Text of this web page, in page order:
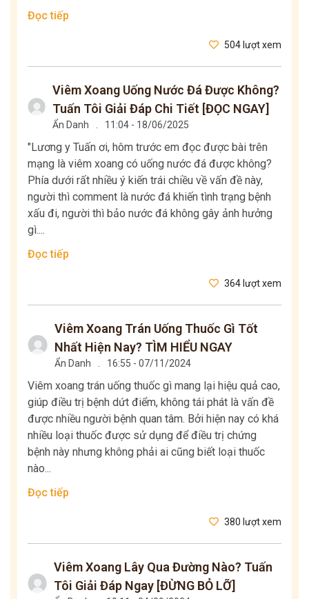
Đọc tiếp
504 lượt xem
Viêm Xoang Uống Nước Đá Được Không?
Tuấn Tôi Giải Đáp Chi Tiết [ĐỌC NGAY]
Ẩn Danh 11:04 - 18/06/2025
"Lương y Tuấn ơi, hôm trước em đọc được bài trên
mạng là viêm xoang có uống nước đá được không?
Phía dưới rất nhiều ý kiến trái chiều về vấn đề này,
người thì comment là nước đá khiến tình trạng bệnh
xấu đi, người thì bảo nước đá không gây ảnh hưởng
gì....
Đọc tiếp
364 lượt xem
Viêm Xoang Trán Uống Thuốc Gì Tốt
Nhất Hiện Nay? TÌM HIỂU NGAY
Ẩn Danh 16:55 - 07/11/2024
Viêm xoang trán uống thuốc gì mang lại hiệu quả cao,
giúp điều trị bệnh dứt điểm, không tái phát là vấn đề
được nhiều người bệnh quan tâm. Bởi hiện nay có khá
nhiều loại thuốc được sử dụng để điều trị chứng
bệnh này nhưng không phải ai cũng biết loại thuốc
nào...
Đọc tiếp
380 lượt xem
Viêm Xoang Lây Qua Đường Nào? Tuấn
Tôi Giải Đáp Ngay [ĐỪNG BỎ LỠ]